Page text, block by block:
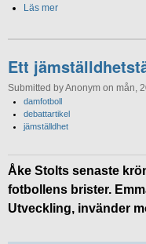
Läs mer
Ett
Submitted by Anonym on mån,
damfotboll
debattartikel
jämställdhet
Åke Stolts senaste
fotbollens brister.
Utveckling, invänder